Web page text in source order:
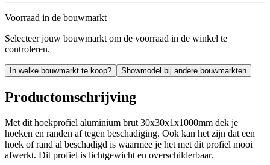
Voorraad in de bouwmarkt
Selecteer jouw bouwmarkt om de voorraad in de winkel te
controleren.
In welke bouwmarkt te koop? Showmodel bij andere bouwmarkten
Productomschrijving
Met dit hoekprofiel aluminium brut 30x30x1x1000mm dek je
hoeken en randen af tegen beschadiging. Ook kan het zijn dat een
hoek of rand al beschadigd is waarmee je het met dit profiel mooi
afwerkt. Dit profiel is lichtgewicht en overschilderbaar.